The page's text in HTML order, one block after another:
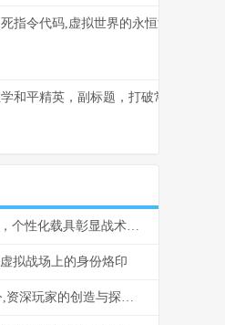
指令代码,虚拟世界的永恒法则副标题
和平精英，副标题，打破常规的生存
和平精英雪地车怎么换颜色，个性化载具彰显战术风采，副标题，雪原驰骋的色彩奥秘与实战价值
拟战场上的身份烙印
标题:我的世界组装道具指令,资深玩家的创造与探索指南